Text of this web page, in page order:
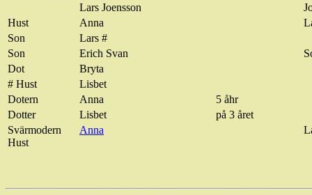
Lars Joensson
Hust
Anna
Son
Lars #
Son
Erich Svan
Dot
Bryta
# Hust
Lisbet
Dotern
Anna 5 åhr
Dotter
Lisbet
på 3 året
Svärmodern
Hust
Anna